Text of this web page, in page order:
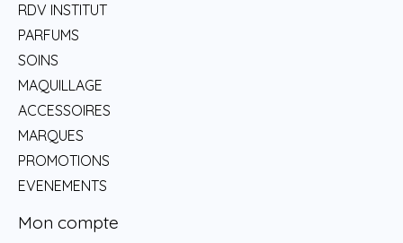
RDV INSTITUT
PARFUMS
SOINS
MAQUILLAGE
ACCESSOIRES
MARQUES
PROMOTIONS
EVENEMENTS
Mon compte